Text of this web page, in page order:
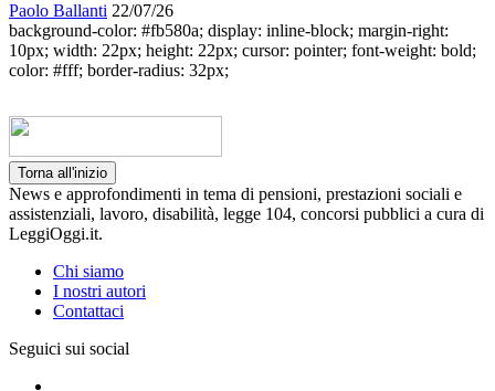
Paolo Ballanti 22/07/26
background-color: #fb580a; display: inline-block; margin-right:
10px; width: 22px; height: 22px; cursor: pointer; font-weight: bold;
color: #fff; border-radius: 32px;
Torna all'inizio
News e approfondimenti in tema di pensioni, prestazioni sociali e
assistenziali, lavoro, disabilità, legge 104, concorsi pubblici a cura di
LeggiOggi.it.
Chi siamo
I nostri autori
Contattaci
Seguici sui social